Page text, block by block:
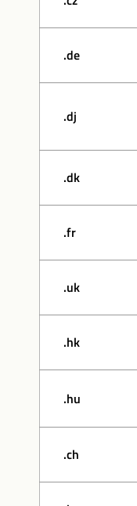
.de
.dj
.dk
.fr
.uk
.hk
.hu
.ch